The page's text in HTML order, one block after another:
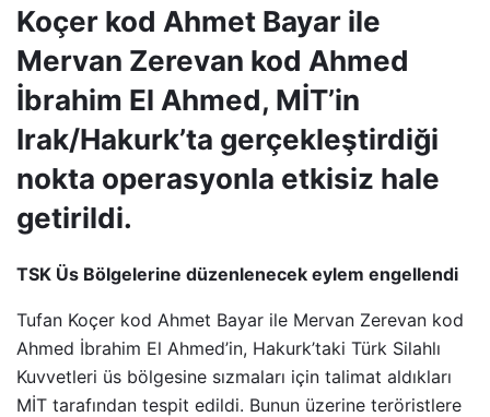
Koçer kod Ahmet Bayar ile
Mervan Zerevan kod Ahmed
İbrahim El Ahmed, MİT’in
Irak/Hakurk’ta gerçekleştirdiği
nokta operasyonla etkisiz hale
getirildi.
TSK Üs Bölgelerine düzenlenecek eylem engellendi
Tufan Koçer kod Ahmet Bayar ile Mervan Zerevan kod
Ahmed İbrahim El Ahmed’in, Hakurk’taki Türk Silahlı
Kuvvetleri üs bölgesine sızmaları için talimat aldıkları
MİT tarafından tespit edildi. Bunun üzerine teröristlere